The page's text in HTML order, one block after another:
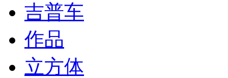
吉普车
作品
立方体